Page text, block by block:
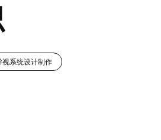
视系统设计制作